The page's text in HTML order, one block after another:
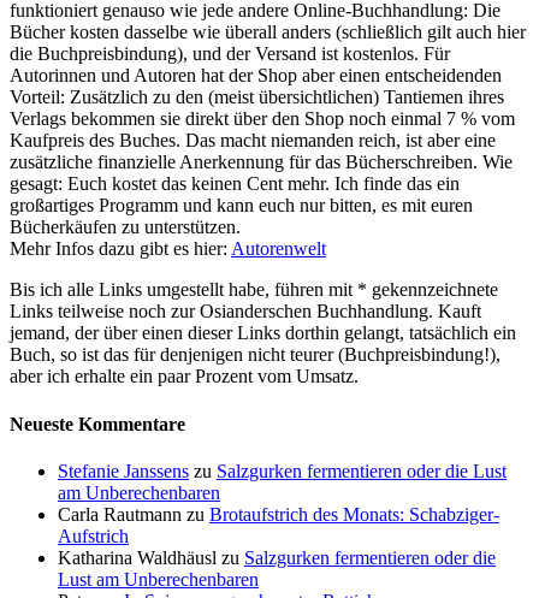
funktioniert genauso wie jede andere Online-Buchhandlung: Die
Bücher kosten dasselbe wie überall anders (schließlich gilt auch hier
die Buchpreisbindung), und der Versand ist kostenlos. Für
Autorinnen und Autoren hat der Shop aber einen entscheidenden
Vorteil: Zusätzlich zu den (meist übersichtlichen) Tantiemen ihres
Verlags bekommen sie direkt über den Shop noch einmal 7 % vom
Kaufpreis des Buches. Das macht niemanden reich, ist aber eine
zusätzliche finanzielle Anerkennung für das Bücherschreiben. Wie
gesagt: Euch kostet das keinen Cent mehr. Ich finde das ein
großartiges Programm und kann euch nur bitten, es mit euren
Bücherkäufen zu unterstützen.
Mehr Infos dazu gibt es hier: Autorenwelt
Bis ich alle Links umgestellt habe, führen mit * gekennzeichnete
Links teilweise noch zur Osianderschen Buchhandlung. Kauft
jemand, der über einen dieser Links dorthin gelangt, tatsächlich ein
Buch, so ist das für denjenigen nicht teurer (Buchpreisbindung!),
aber ich erhalte ein paar Prozent vom Umsatz.
Neueste Kommentare
Stefanie Janssens zu Salzgurken fermentieren oder die Lust
am Unberechenbaren
Carla Rautmann zu Brotaufstrich des Monats: Schabziger-
Aufstrich
Katharina Waldhäusl zu Salzgurken fermentieren oder die
Lust am Unberechenbaren